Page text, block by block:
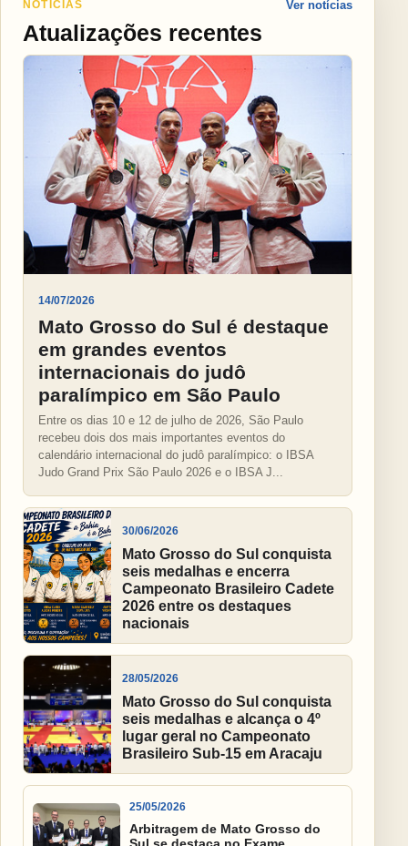
NOTÍCIAS
Atualizações recentes
Ver notícias
14/07/2026
Mato Grosso do Sul é destaque
em grandes eventos
internacionais do judô
paralímpico em São Paulo
Entre os dias 10 e 12 de julho de 2026, São Paulo
recebeu dois dos mais importantes eventos do
calendário internacional do judô paralímpico: o IBSA
Judo Grand Prix São Paulo 2026 e o IBSA J...
30/06/2026
Mato Grosso do Sul conquista
seis medalhas e encerra
Campeonato Brasileiro Cadete
2026 entre os destaques
nacionais
28/05/2026
Mato Grosso do Sul conquista
seis medalhas e alcança o 4º
lugar geral no Campeonato
Brasileiro Sub-15 em Aracaju
25/05/2026
Arbitragem de Mato Grosso do